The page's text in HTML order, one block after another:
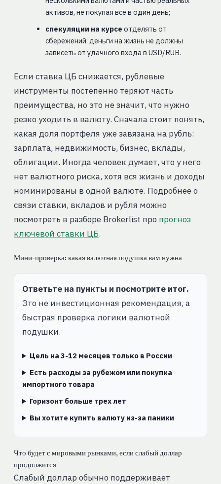
активов, не покупая все в один день;
спекуляции на курсе отделять от
сбережений: деньги на жизнь не должны
зависеть от удачного входа в USD/RUB.
Если ставка ЦБ снижается, рублевые
инструменты постепенно теряют часть
преимущества, но это не значит, что нужно
резко уходить в валюту. Сначала стоит понять,
какая доля портфеля уже завязана на рубль:
зарплата, недвижимость, бизнес, вклады,
облигации. Иногда человек думает, что у него
нет валютного риска, хотя вся жизнь и доходы
номинированы в одной валюте. Подробнее о
связи ставки, вкладов и рубля можно
посмотреть в разборе Brokerlist про прогноз
ключевой ставки ЦБ.
Мини-проверка: какая валютная подушка вам нужна
Ответьте на пункты и посмотрите итог.
Это не инвестиционная рекомендация, а
быстрая проверка логики валютной
подушки.
Цель на 3-12 месяцев только в России
Есть расходы за рубежом или покупка
импортного товара
Горизонт больше трех лет
Вы хотите купить валюту из-за паники
Что будет с мировыми рынками, если слабый доллар
продолжится
Слабый доллар обычно поддерживает